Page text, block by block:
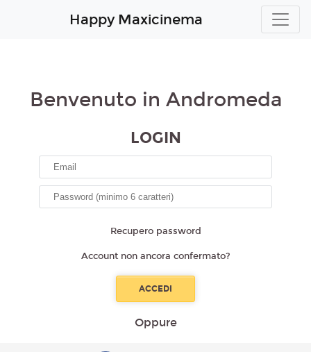
Happy Maxicinema
Benvenuto in Andromeda
LOGIN
Recupero password
Account non ancora confermato?
Oppure